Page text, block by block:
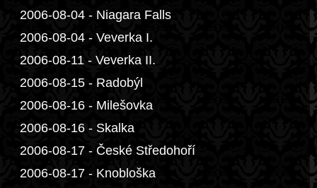
2006-08-04 - Niagara Falls
2006-08-04 - Veverka I.
2006-08-11 - Veverka II.
2006-08-15 - Radobýl
2006-08-16 - Milešovka
2006-08-16 - Skalka
2006-08-17 - České Středohoří
2006-08-17 - Knobloška